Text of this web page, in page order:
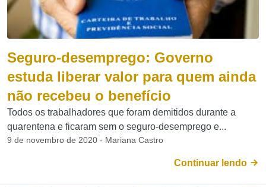
Seguro-desemprego: Governo
estuda liberar valor para quem ainda
não recebeu o benefício
Todos os trabalhadores que foram demitidos durante a
quarentena e ficaram sem o seguro-desemprego e...
9 de novembro de 2020 - Mariana Castro
Continuar lendo